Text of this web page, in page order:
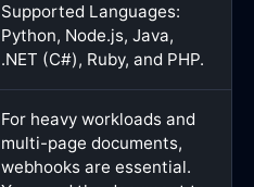
Supported Languages:
Python, Node.js, Java,
.NET (C#), Ruby, and PHP.
For heavy workloads and
multi-page documents,
webhooks are essential.